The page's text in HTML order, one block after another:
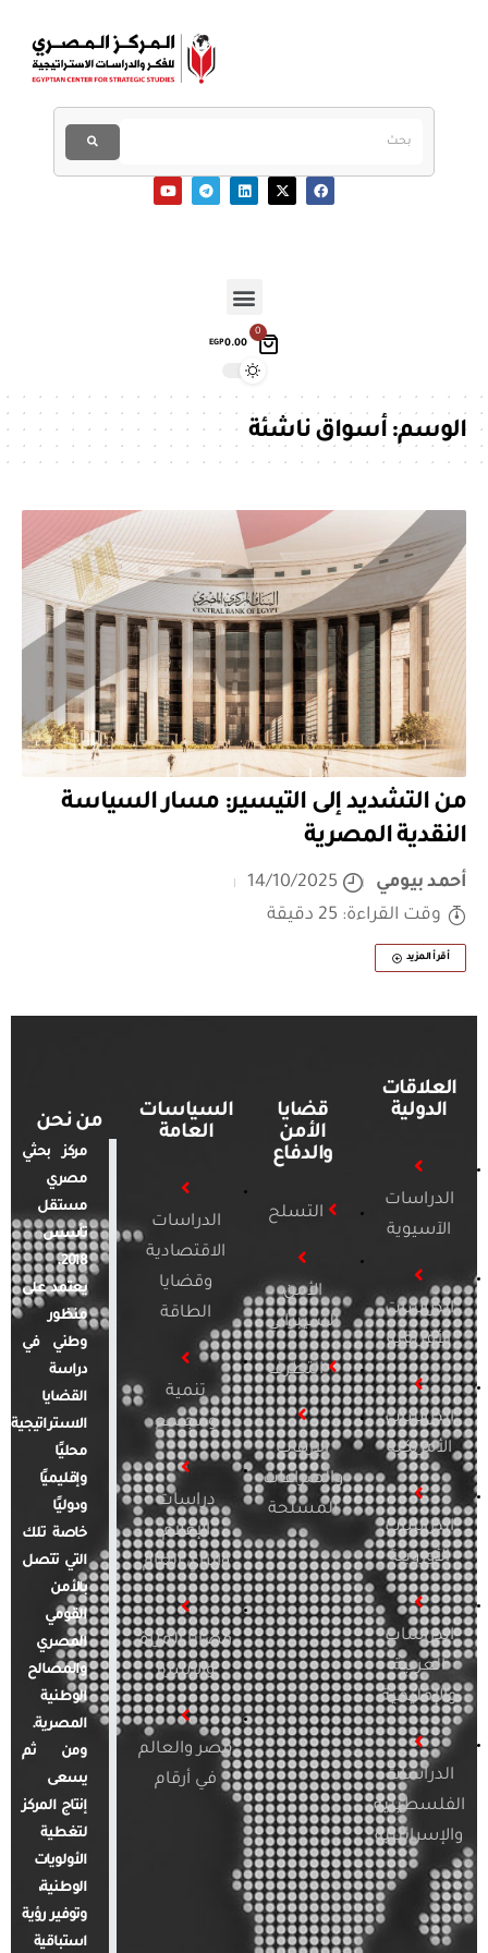
0
EGP0.00
الوسم:أسواق ناشئة
من التشديد إلى التيسير: مسار السياسة
النقدية المصرية
أحمد بيومي
14/10/2025
وقت القراءة: 25 دقيقة
أقرأ المزيد
العلاقات
الدولية
الدراسات
الآسيوية
الدراسات
الأفريقية
الدراسات
الأمريكية
الدراسات
الأوروبية
الدراسات
العربية
والإقليمية
الدراسات
الفلسطينية
والإسرائيلية
قضايا
الأمن
والدفاع
التسلح
الأمن
السيبراني
التطرف
الإرهاب
والصراعات
المسلحة
السياسات
العامة
الدراسات
الاقتصادية
وقضايا
الطاقة
تنمية
ومجتمع
دراسات
الإعلام
والرأي العام
قضايا المرأة
والأسرة
مصر والعالم
في أرقام
من نحن
مركز بحثي
مصري
مستقل
تأسس
2018.
يعتمد على
منظور
وطني في
دراسة
القضايا
الاستراتيجية
محليًا
وإقليميًا
ودوليًا
خاصة تلك
التي تتصل
بالأمن
القومي
المصري
والمصالح
الوطنية
المصرية.
ومن ثم
يسعى
إنتاج المركز
لتغطية
الأولويات
الوطنية،
وتوفير رؤية
استباقية